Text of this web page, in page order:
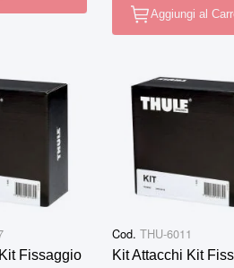
Aggiungi al
Fissaggio
Cod. THU-6011
Kit Attacchi Kit